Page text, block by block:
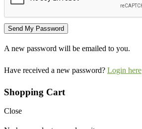
A new password will be emailed to you.
Have received a new password? Login here
Shopping Cart
Close